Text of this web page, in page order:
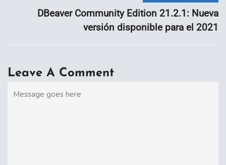
DBeaver Community Edition 21.2.1: Nueva
versión disponible para el 2021
Leave A Comment